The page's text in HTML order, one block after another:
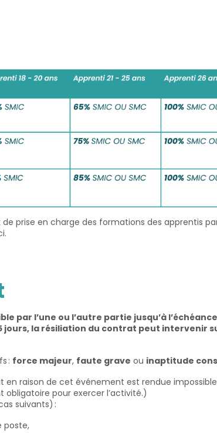
prise en charge des formations des apprentis
.
par l’une ou l’autre partie jusqu’à
jours, la résiliation du contrat peut intervenir
: force majeur, faute grave ou inaptitude
en raison de cet événement est rendue impossible
obligatoire pour exercer l’activité.)
suivants) :
poste,